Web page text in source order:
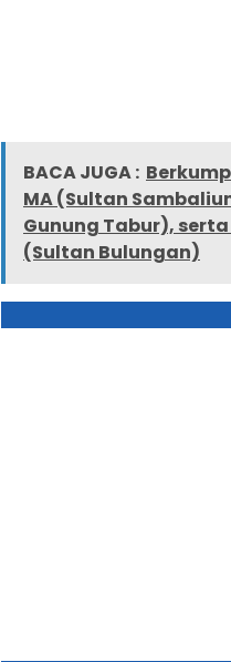
BACA JUGA :
MA (Sultan
Gunung Tabur),
(Sultan Bulungan)